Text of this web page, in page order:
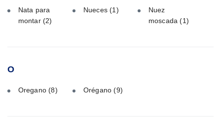
Nata para
montar (2)
Nueces(1)
Nuez
moscada(1)
O
Oregano(8) Orégano(9)